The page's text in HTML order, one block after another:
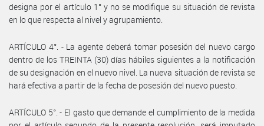
designa por el artículo 1° y no se modifique su situación de revista
en lo que respecta al nivel y agrupamiento.
ARTÍCULO 4°. - La agente deberá tomar posesión del nuevo cargo
dentro de los TREINTA (30) días hábiles siguientes a la notificación
de su designación en el nuevo nivel. La nueva situación de revista se
hará efectiva a partir de la fecha de posesión del nuevo puesto.
ARTÍCULO 5°. - El gasto que demande el cumplimiento de la medida